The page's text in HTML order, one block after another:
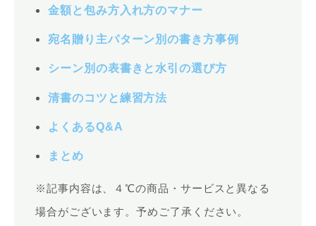
金額と包み方入れ方のマナー
宛名贈り主パターン別の書き方事例
シーン別の表書きと水引の選び方
清書のコツと練習方法
よくあるQ&A
まとめ
※記事内容は、４℃の商品・サービスと異なる
場合がございます。予めご了承ください。